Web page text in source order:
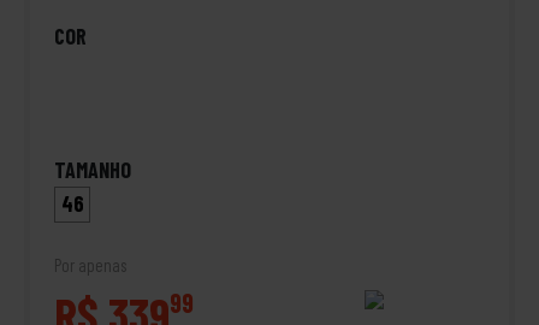
COR
TAMANHO
46
Por apenas
99